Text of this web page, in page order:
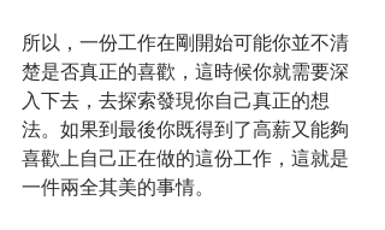
所以，一份工作在剛開始可能你並不清
楚是否真正的喜歡，這時候你就需要深
入下去，去探索發現你自己真正的想
法。如果到最後你既得到了高薪又能夠
喜歡上自己正在做的這份工作，這就是
一件兩全其美的事情。